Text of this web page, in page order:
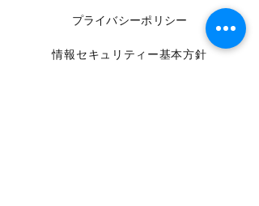
​プライバシーポリシー
​情報セキュリティー基本方針